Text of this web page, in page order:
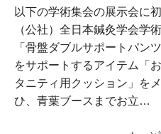
以下の学術集会の展示会に
（公社）全日本鍼灸学会学
「骨盤ダブルサポートパン
をサポートするアイテム「
タニティ用クッション」を
ひ、青葉ブースまでお立…